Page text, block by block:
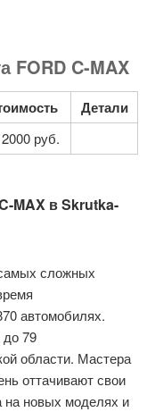
FORD C-MAX
Детали
руб.
MAX в Skrutka-
сложных
автомобилях.
79
области. Мастера
оттачивают свои
на новых моделях и